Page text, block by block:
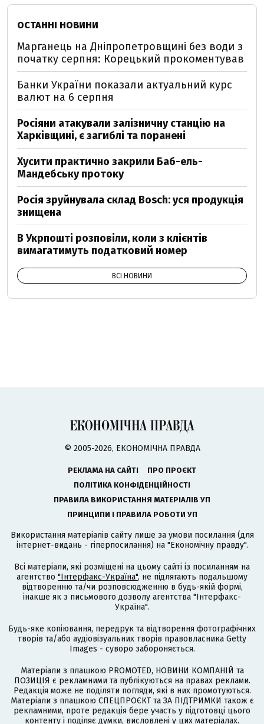
ОСТАННІ НОВИНИ
Марганець на Дніпропетровщині без води з
початку серпня: Корецький прокоментував
Банки України показали актуальний курс
валют на 6 серпня
Росіяни атакували залізничну станцію на
Харківщині, є загиблі та поранені
Хусити практично закрили Баб-ель-
Мандебську протоку
Росія зруйнувала склад Bosch: уся продукція
знищена
В Укрпошті розповіли, коли з клієнтів
вимагатимуть податковий номер
ВСІ НОВИНИ
© 2005-2026, ЕКОНОМІЧНА ПРАВДА
РЕКЛАМА НА САЙТІ
ПРО ПРОЄКТ
ПОЛІТИКА КОНФІДЕНЦІЙНОСТІ
ПРАВИЛА ВИКОРИСТАННЯ МАТЕРІАЛІВ УП
ПРИНЦИПИ І ПРАВИЛА РОБОТИ УП
Використання матеріалів сайту лише за умови посилання (для
інтернет-видань - гіперпосилання) на "Економічну правду".
Всі матеріали, які розміщені на цьому сайті із посиланням на
агентство "Інтерфакс-Україна", не підлягають подальшому
відтворенню та/чи розповсюдженню в будь-якій формі,
інакше як з письмового дозволу агентства "Інтерфакс-
Україна".
Будь-яке копіювання, передрук та відтворення фотографічних
творів та/або аудіовізуальних творів правовласника Getty
Images - суворо забороняється.
Матеріали з плашкою PROMOTED, НОВИНИ КОМПАНІЙ та
ПОЗИЦІЯ є рекламними та публікуються на правах реклами.
Редакція може не поділяти погляди, які в них промотуються.
Матеріали з плашкою СПЕЦПРОЄКТ та ЗА ПІДТРИМКИ також є
рекламними, проте редакція бере участь у підготовці цього
контенту і поділяє думки, висловлені у цих матеріалах.